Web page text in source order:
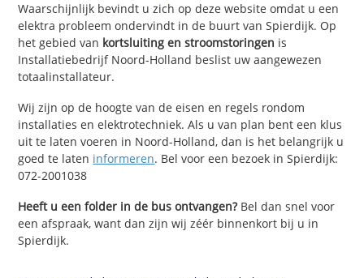
Waarschijnlijk bevindt u zich op deze website omdat u een
elektra probleem ondervindt in de buurt van Spierdijk. Op
het gebied van kortsluiting en stroomstoringen is
Installatiebedrijf Noord-Holland beslist uw aangewezen
totaalinstallateur.
Wij zijn op de hoogte van de eisen en regels rondom
installaties en elektrotechniek. Als u van plan bent een klus
uit te laten voeren in Noord-Holland, dan is het belangrijk u
goed te laten informeren. Bel voor een bezoek in Spierdijk:
072-2001038
Heeft u een folder in de bus ontvangen?Bel dan snel voor
een afspraak, want dan zijn wij zéér binnenkort bij u in
Spierdijk.